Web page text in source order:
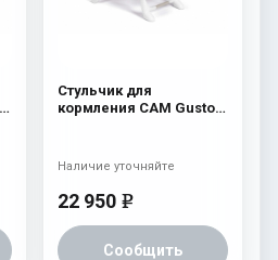
Стульчик для
кормления CAM Gusto
22 950 e
Сообщить
Наличие уточняйте